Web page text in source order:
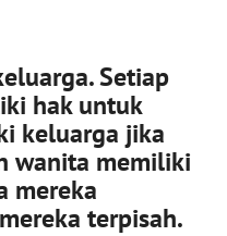
Setiap
hak untuk
keluarga jika
wanita memiliki
mereka
terpisah.